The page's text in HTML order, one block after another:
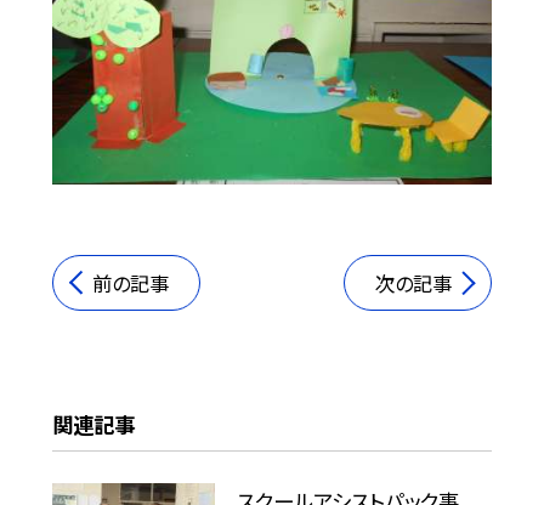
前の記事 次の記事
関連記事